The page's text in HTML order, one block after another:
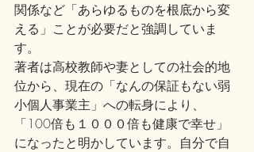
関係など「あらゆるものを根底から変
える」ことが必要だと強調していま
す。
著者は高校教師や妻としての社会的地
位から、現在の「なんの保証もない弱
小個人事業主」への転身により、
「100倍も１０００倍も健康で幸せ」
になったと明かしています。自分で自